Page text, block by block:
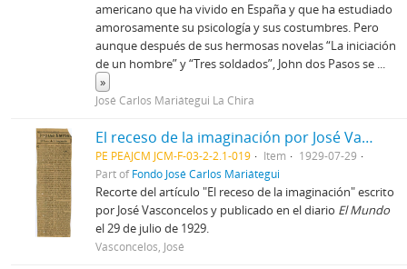
americano que ha vivido en España y que ha estudiado
amorosamente su psicología y sus costumbres. Pero
aunque después de sus hermosas novelas “La iniciación
de un hombre” y “Tres soldados”, John dos Pasos se ...
»
José Carlos Mariátegui La Chira
El receso de la imaginación por José Vasconcelos [Recorte de prensa]
PE PEAJCM JCM-F-03-2-2.1-019 Item
1929-07-29
Part ofFondo José Carlos Mariátegui
Recorte del artículo "El receso de la imaginación" escrito
por José Vasconcelos y publicado en el diario El Mundo
el 29 de julio de 1929.
Vasconcelos, José